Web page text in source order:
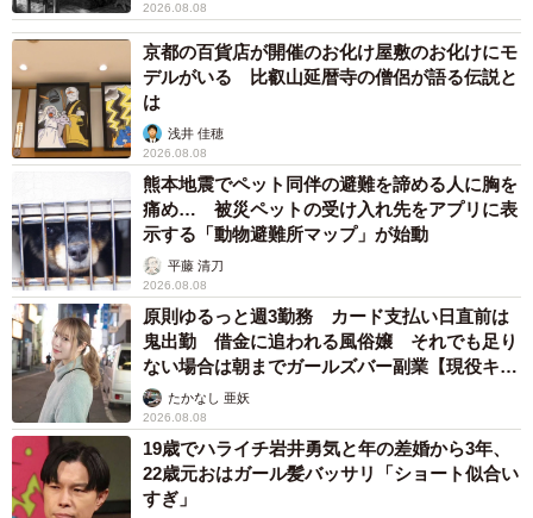
膝上ですやすや眠るちびすけくん（画像提供：あるくきくらげさん）
やんちゃなちびすけくん。今ではすっかり体力も回復し、
活発な毎日を送っています。
「保護してすぐは元気がなくておとなしかったんですが、
今では私の足を獲物認定して追いかけてきたり、撫でよう
とするとケリケリ・カミカミしてきます」
先住猫たちのしっぽにも容赦なくじゃれて、怒られてばか
りの毎日ですが、その中でも保護主さんが特に驚いたのが
ある成長でした。
「初めてじゃれてきたときには、すでに甘噛みを覚えてい
たんです。最初に保護したつくしは、噛まれると本当に痛
くて、しつけが必要だったので『天才か！？』って思いま
2026.08.08
京都の百貨店が開催のお化け屋敷のお化けにモ
デルがいる 比叡山延暦寺の僧侶が語る伝説と
は
浅井 佳穂
2026.08.08
熊本地震でペット同伴の避難を諦める人に胸を
痛め… 被災ペットの受け入れ先をアプリに表
示する「動物避難所マップ」が始動
平藤 清刀
2026.08.08
原則ゆるっと週3勤務 カード支払い日直前は
鬼出勤 借金に追われる風俗嬢 それでも足り
ない場合は朝までガールズバー副業【現役キャ
ストに取材】
たかなし 亜妖
2026.08.08
19歳でハライチ岩井勇気と年の差婚から3年、
22歳元おはガール髪バッサリ「ショート似合い
すぎ」